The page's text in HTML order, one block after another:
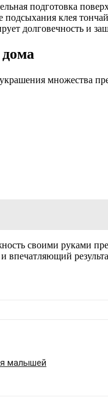
подготовка
клея
долговечность и
множества
своими руками
впечатляющий
малышей